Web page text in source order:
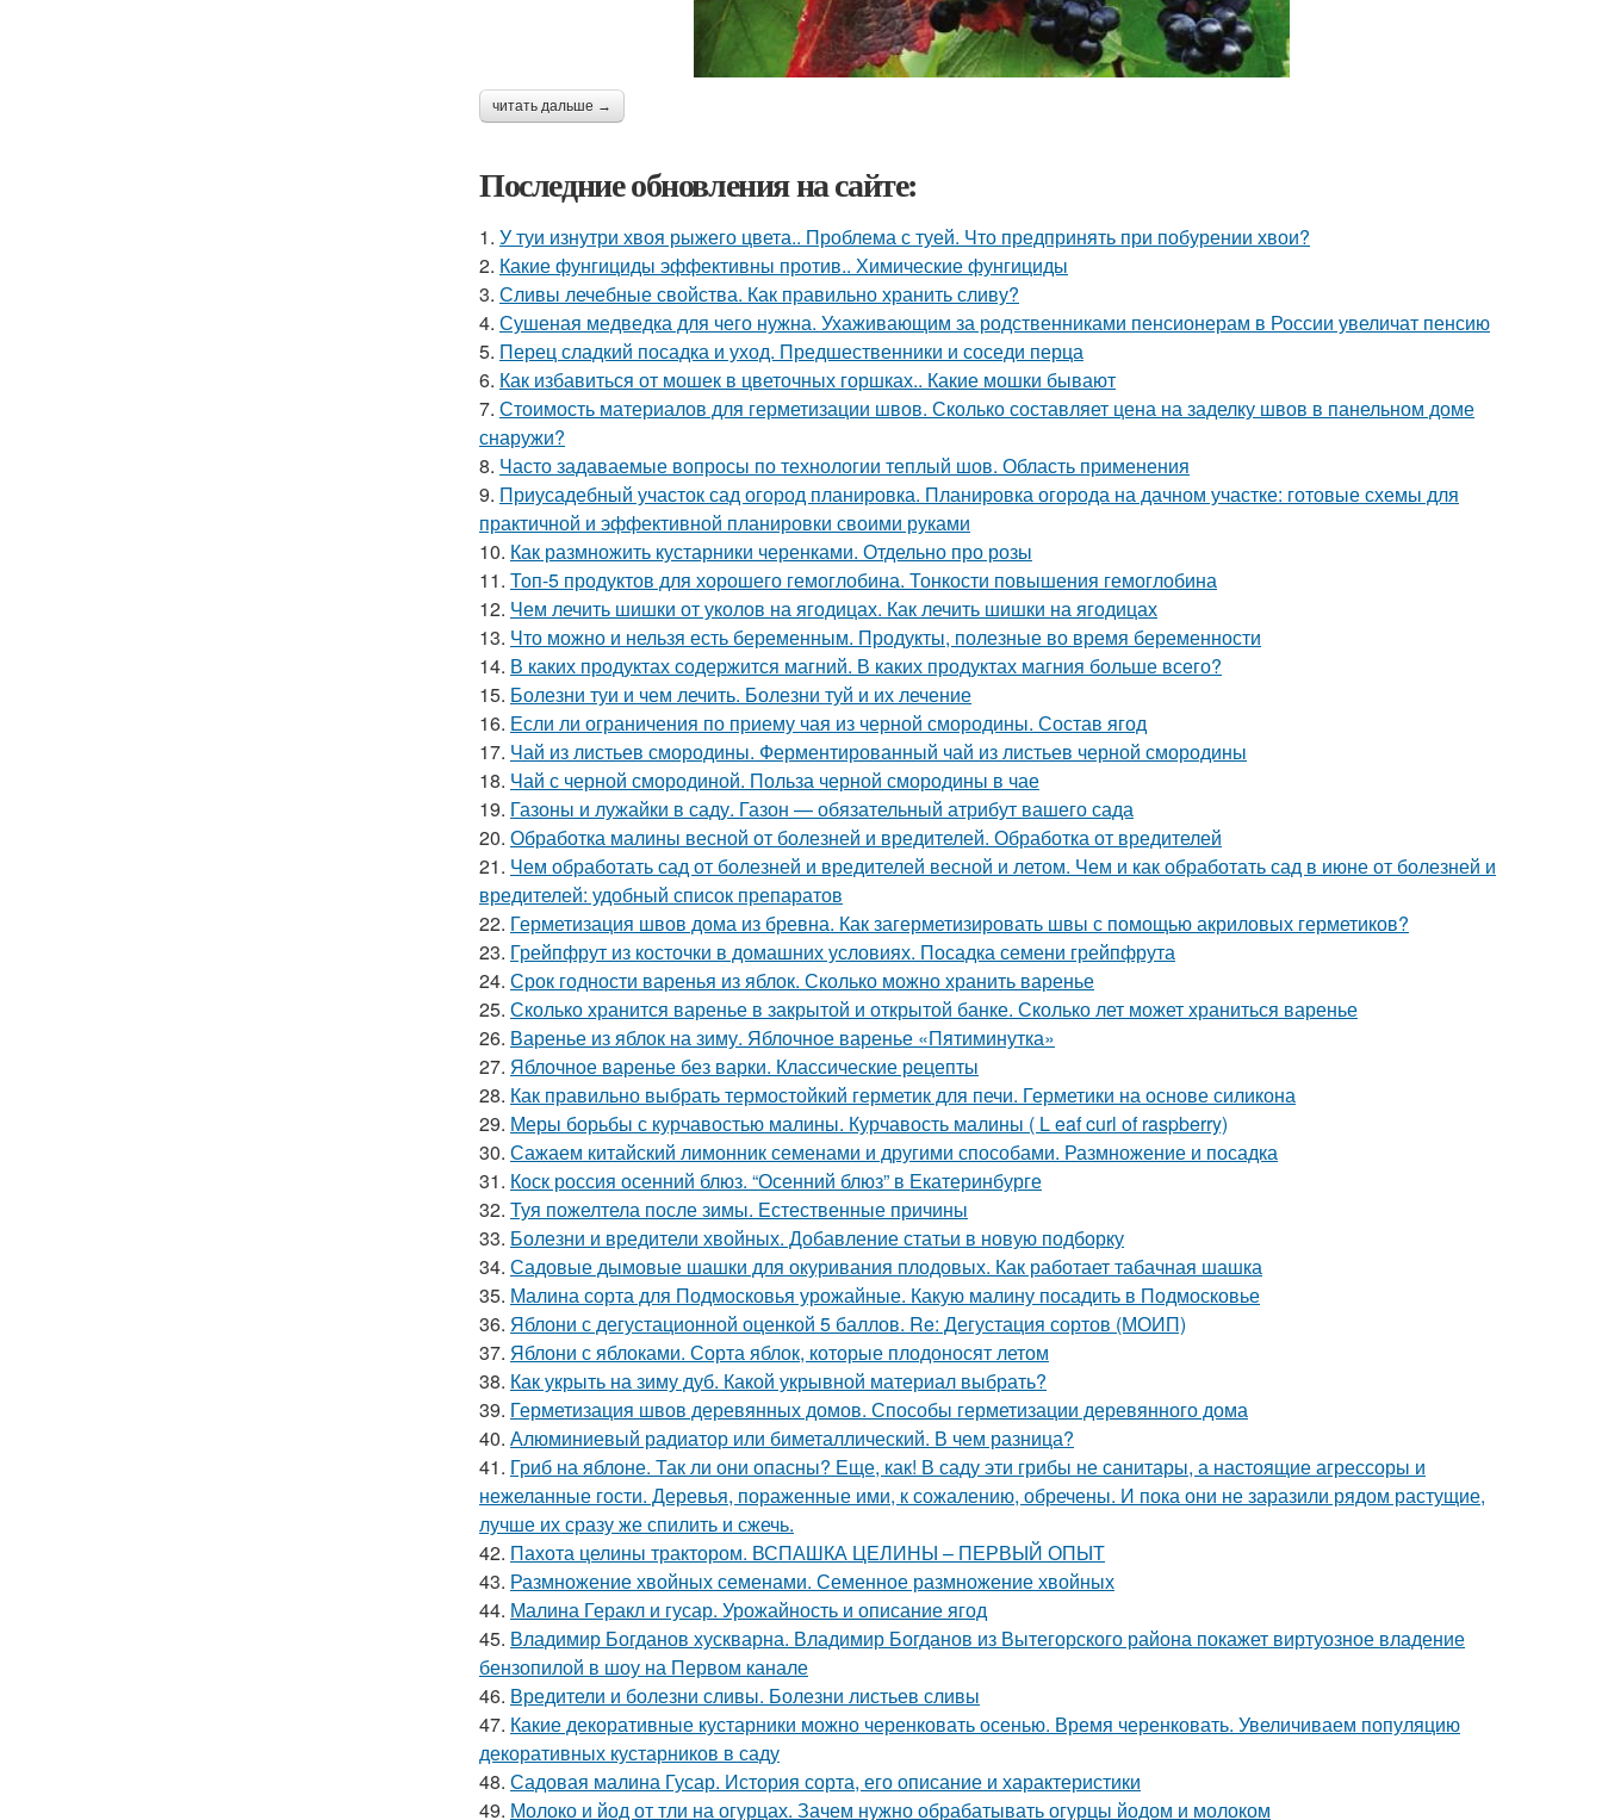
читать дальше →
Последние обновления на сайте:
1. У туи изнутри хвоя рыжего цвета.. Проблема с туей. Что предпринять при побурении хвои?
2. Какие фунгициды эффективны против.. Химические фунгициды
3. Сливы лечебные свойства. Как правильно хранить сливу?
4. Сушеная медведка для чего нужна. Ухаживающим за родственниками пенсионерам в России увеличат пенсию
5. Перец сладкий посадка и уход. Предшественники и соседи перца
6. Как избавиться от мошек в цветочных горшках.. Какие мошки бывают
7. Стоимость материалов для герметизации швов. Сколько составляет цена на заделку швов в панельном доме
снаружи?
8. Часто задаваемые вопросы по технологии теплый шов. Область применения
9. Приусадебный участок сад огород планировка. Планировка огорода на дачном участке: готовые схемы для
практичной и эффективной планировки своими руками
10. Как размножить кустарники черенками. Отдельно про розы
11. Топ-5 продуктов для хорошего гемоглобина. Тонкости повышения гемоглобина
12. Чем лечить шишки от уколов на ягодицах. Как лечить шишки на ягодицах
13. Что можно и нельзя есть беременным. Продукты, полезные во время беременности
14. В каких продуктах содержится магний. В каких продуктах магния больше всего?
15. Болезни туи и чем лечить. Болезни туй и их лечение
16. Если ли ограничения по приему чая из черной смородины. Состав ягод
17. Чай из листьев смородины. Ферментированный чай из листьев черной смородины
18. Чай с черной смородиной. Польза черной смородины в чае
19. Газоны и лужайки в саду. Газон — обязательный атрибут вашего сада
20. Обработка малины весной от болезней и вредителей. Обработка от вредителей
21. Чем обработать сад от болезней и вредителей весной и летом. Чем и как обработать сад в июне от болезней и
вредителей: удобный список препаратов
22. Герметизация швов дома из бревна. Как загерметизировать швы с помощью акриловых герметиков?
23. Грейпфрут из косточки в домашних условиях. Посадка семени грейпфрута
24. Срок годности варенья из яблок. Сколько можно хранить варенье
25. Сколько хранится варенье в закрытой и открытой банке. Сколько лет может храниться варенье
26. Варенье из яблок на зиму. Яблочное варенье «Пятиминутка»
27. Яблочное варенье без варки. Классические рецепты
28. Как правильно выбрать термостойкий герметик для печи. Герметики на основе силикона
29. Меры борьбы с курчавостью малины. Курчавость малины ( L eaf curl of raspberry)
30. Сажаем китайский лимонник семенами и другими способами. Размножение и посадка
31. Коск россия осенний блюз. “Осенний блюз” в Екатеринбурге
32. Туя пожелтела после зимы. Естественные причины
33. Болезни и вредители хвойных. Добавление статьи в новую подборку
34. Садовые дымовые шашки для окуривания плодовых. Как работает табачная шашка
35. Малина сорта для Подмосковья урожайные. Какую малину посадить в Подмосковье
36. Яблони с дегустационной оценкой 5 баллов. Re: Дегустация сортов (МОИП)
37. Яблони с яблоками. Сорта яблок, которые плодоносят летом
38. Как укрыть на зиму дуб. Какой укрывной материал выбрать?
39. Герметизация швов деревянных домов. Способы герметизации деревянного дома
40. Алюминиевый радиатор или биметаллический. В чем разница?
41. Гриб на яблоне. Так ли они опасны? Еще, как! В саду эти грибы не санитары, а настоящие агрессоры и
нежеланные гости. Деревья, пораженные ими, к сожалению, обречены. И пока они не заразили рядом растущие,
лучше их сразу же спилить и сжечь.
42. Пахота целины трактором. ВСПАШКА ЦЕЛИНЫ – ПЕРВЫЙ ОПЫТ
43. Размножение хвойных семенами. Семенное размножение хвойных
44. Малина Геракл и гусар. Урожайность и описание ягод
45. Владимир Богданов хускварна. Владимир Богданов из Вытегорского района покажет виртуозное владение
бензопилой в шоу на Первом канале
46. Вредители и болезни сливы. Болезни листьев сливы
47. Какие декоративные кустарники можно черенковать осенью. Время черенковать. Увеличиваем популяцию
декоративных кустарников в саду
48. Садовая малина Гусар. История сорта, его описание и характеристики
49. Молоко и йод от тли на огурцах. Зачем нужно обрабатывать огурцы йодом и молоком